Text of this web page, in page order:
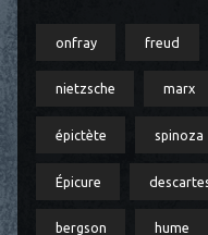
onfray freud
nietzsche marx
épictète spinoza
Épicure
bergson hume